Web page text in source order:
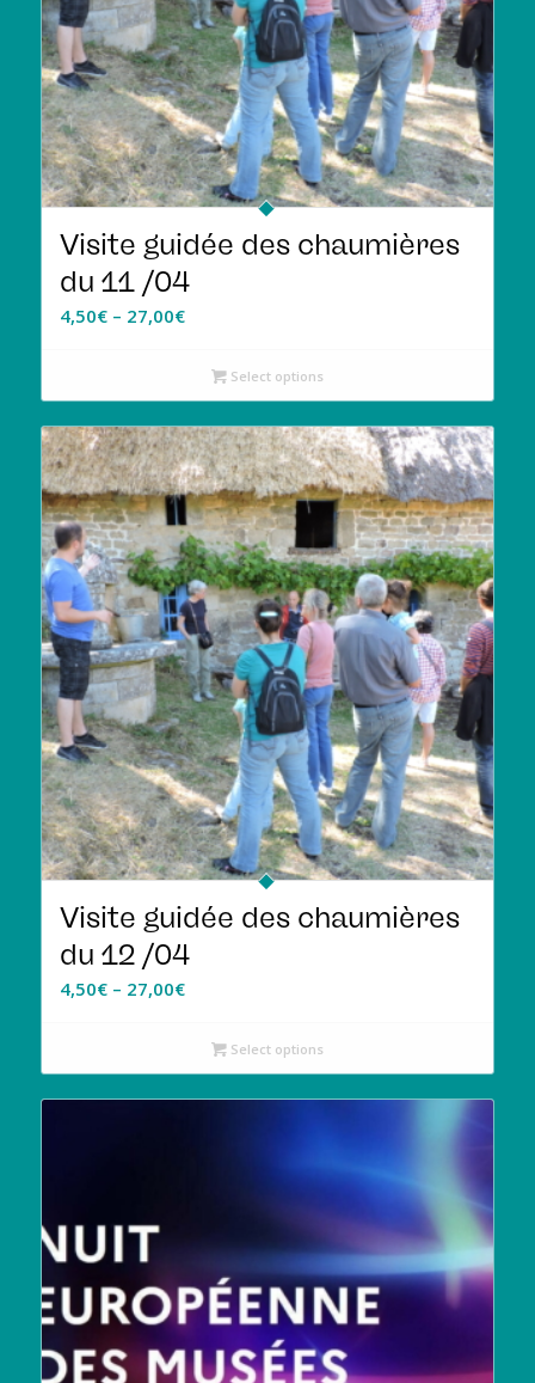
Visite guidée des chaumières
du 11 /04
4,50€– 27,00€
Select options
Visite guidée des chaumières
du 12 /04
4,50€– 27,00€
Select options